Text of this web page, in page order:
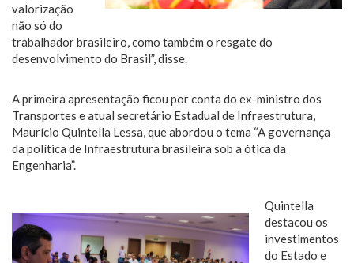
valorização
não só do
trabalhador brasileiro, como também o resgate do
desenvolvimento do Brasil”, disse.
A primeira apresentação ficou por conta do ex-ministro dos
Transportes e atual secretário Estadual de Infraestrutura,
Maurício Quintella Lessa, que abordou o tema “A governança
da política de Infraestrutura brasileira sob a ótica da
Engenharia”.
Quintella
destacou os
investimentos
do Estado e